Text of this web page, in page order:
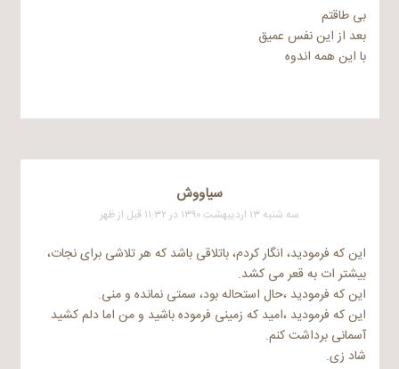
بی طاقتم
بعد از این نفس عمیق
با این همه اندوه
سیاووش
سه شنبه ۱۳ اردیبهشت ۱۳۹۰ در ۱۱:۳۲ قبل از ظهر
این که فرمودید، انگار کردم، باتلاقی باشد که هر تلاشی برای نجات،
بیشتر ات به قعر می کشد.
این که فرمودید ،حال استحاله بود، سمتی نمانده و منی.
این که فرمودید ،امید که زمینی فرموده باشید و من اما دلم کشید
آسمانی برداشت کنم.
شاد زی.